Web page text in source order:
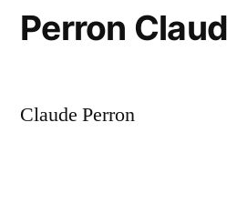
Perron
Claude Perron